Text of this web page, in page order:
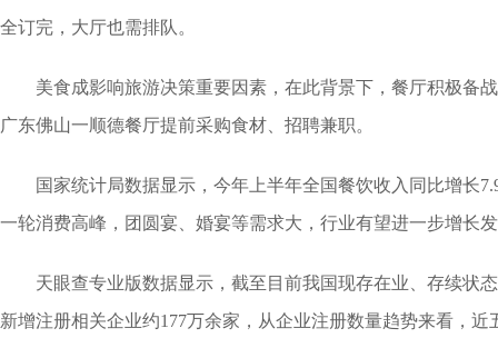
全订完，大厅也需排队。
美食成影响旅游决策重要因素，在此背景下，餐厅积极备
广东佛山一顺德餐厅提前采购食材、招聘兼职。
国家统计局数据显示，今年上半年全国餐饮收入同比增长
一轮消费高峰，团圆宴、婚宴等需求大，行业有望进一步增长
天眼查专业版数据显示，截至目前我国现存在业、存续状
新增注册相关企业约177万余家，从企业注册数量趋势来看，